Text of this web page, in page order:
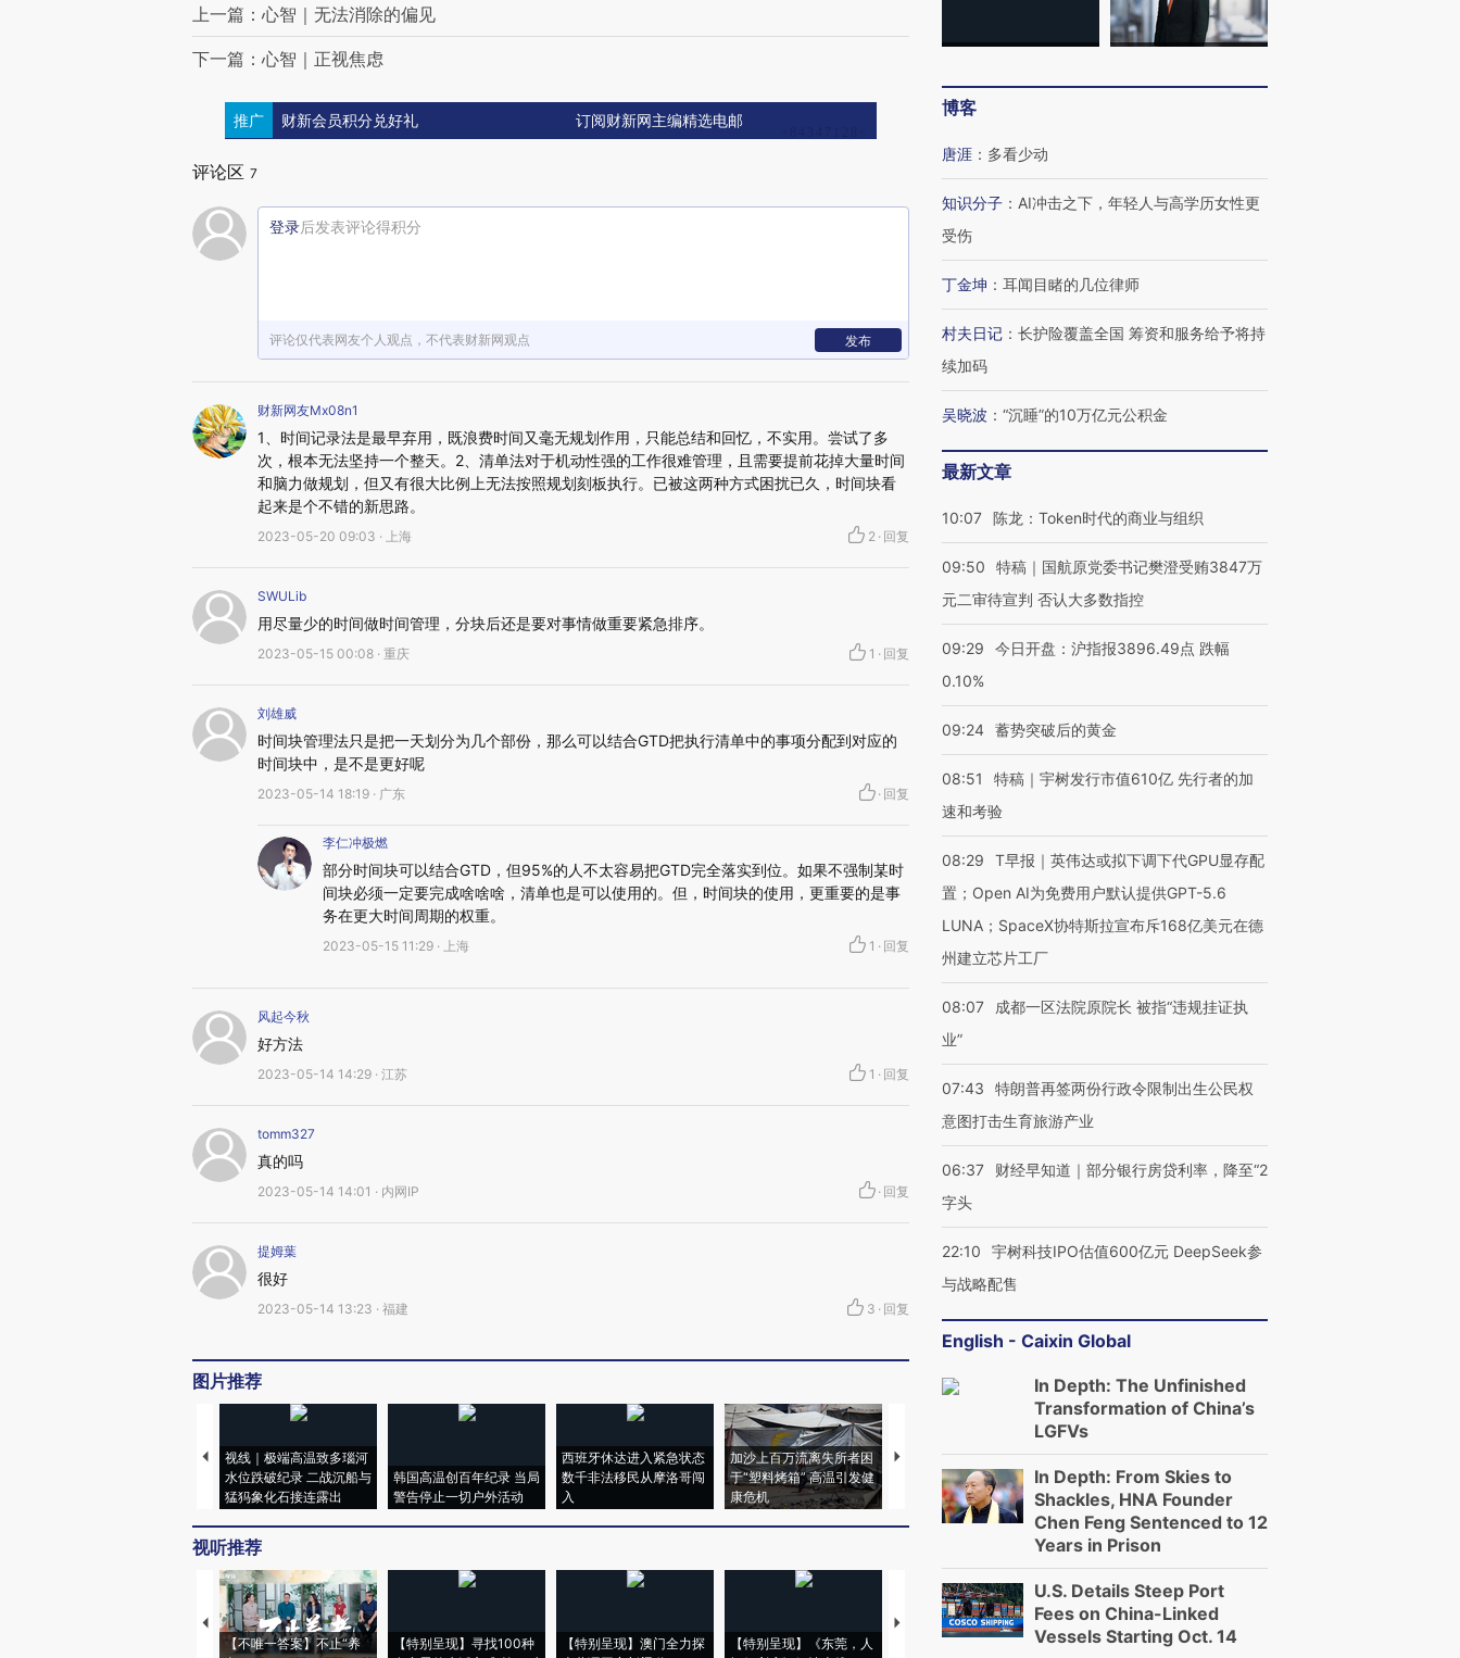
上一篇：心智｜无法消除的偏见
下一篇：心智｜正视焦虑
推广 财新会员积分兑好礼 订阅财新网主编精选电邮
评论区 7
登录后发表评论得积分
评论仅代表网友个人观点，不代表财新网观点 发布
财新网友Mx08n1
1、时间记录法是最早弃用，既浪费时间又毫无规划作用，只能总结和回忆，不实用。尝试了多
次，根本无法坚持一个整天。2、清单法对于机动性强的工作很难管理，且需要提前花掉大量时间
和脑力做规划，但又有很大比例上无法按照规划刻板执行。已被这两种方式困扰已久，时间块看
起来是个不错的新思路。
2023-05-20 09:03 · 上海 2 · 回复
SWULib
用尽量少的时间做时间管理，分块后还是要对事情做重要紧急排序。
2023-05-15 00:08 · 重庆 1 · 回复
刘雄威
时间块管理法只是把一天划分为几个部份，那么可以结合GTD把执行清单中的事项分配到对应的
时间块中，是不是更好呢
2023-05-14 18:19 · 广东 · 回复
李仁冲极燃
部分时间块可以结合GTD，但95%的人不太容易把GTD完全落实到位。如果不强制某时
间块必须一定要完成啥啥啥，清单也是可以使用的。但，时间块的使用，更重要的是事
务在更大时间周期的权重。
2023-05-15 11:29 · 上海 1 · 回复
风起今秋
好方法
2023-05-14 14:29 · 江苏 1 · 回复
tomm327
真的吗
2023-05-14 14:01 · 内网IP · 回复
提姆葉
很好
2023-05-14 13:23 · 福建 3 · 回复
图片推荐
视线｜极端高温致多瑙河
水位跌破纪录 二战沉船与
猛犸象化石接连露出
韩国高温创百年纪录 当局
警告停止一切户外活动
西班牙休达进入紧急状态
数千非法移民从摩洛哥闯
入
加沙上百万流离失所者困
于“塑料烤箱” 高温引发健
康危机
视线｜HYROX的吸金
术：是什么让中产们甘
心“花钱找虐”？
马航飞行员跨国走私7万
粒摇头丸 尿检体内含3种
毒品
视线｜被称为“蟑螂”的印
视听推荐
【不唯一答案】不止“养
【特别呈现】寻找100种
【特别呈现】澳门全力探
【特别呈现】《东莞，人
【推广】走进第四届链博
会，让数智科技“链”接产
【特别呈现】寻找100种
CFO：不靠规模取胜，华
博客
唐涯 ： 多看少动
知识分子 ： AI冲击之下，年轻人与高学历女性更
受伤
丁金坤 ： 耳闻目睹的几位律师
村夫日记 ： 长护险覆盖全国 筹资和服务给予将持
续加码
吴晓波 ： “沉睡”的10万亿元公积金
最新文章
10:07 陈龙：Token时代的商业与组织
09:50
特稿｜国航原党委书记樊澄受贿3847万
元二审待宣判 否认大多数指控
09:29
今日开盘：沪指报3896.49点 跌幅
0.10%
09:24 蓄势突破后的黄金
08:51
特稿｜宇树发行市值610亿 先行者的加
速和考验
08:29
T早报｜英伟达或拟下调下代GPU显存配
置；Open AI为免费用户默认提供GPT-5.6
LUNA；SpaceX协特斯拉宣布斥168亿美元在德
州建立芯片工厂
08:07
成都一区法院原院长 被指“违规挂证执
业”
07:43
特朗普再签两份行政令限制出生公民权
意图打击生育旅游产业
06:37
财经早知道｜部分银行房贷利率，降至“2
字头
22:10
宇树科技IPO估值600亿元 DeepSeek参
与战略配售
English - Caixin Global
In Depth: The Unfinished
Transformation of China’s
LGFVs
In Depth: From Skies to
Shackles, HNA Founder
Chen Feng Sentenced to 12
Years in Prison
U.S. Details Steep Port
Fees on China-Linked
Vessels Starting Oct. 14